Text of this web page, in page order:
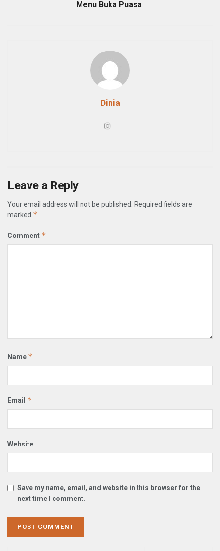
Menu Buka Puasa
Dinia
Leave a Reply
Your email address will not be published.
Required fields are
marked *
Comment *
Name *
Email *
Website
Save my name, email, and website in this browser for the
next time I comment.